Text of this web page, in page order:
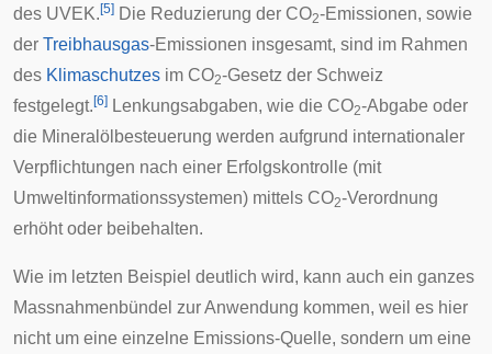
des UVEK. [5] Die Reduzierung der CO2-Emissionen, sowie
der Treibhausgas-Emissionen insgesamt, sind im Rahmen
des Klimaschutzes im CO2-Gesetz der Schweiz
festgelegt. [6] Lenkungsabgaben, wie die CO2-Abgabe oder
die Mineralölbesteuerung werden aufgrund internationaler
Verpflichtungen nach einer Erfolgskontrolle (mit
Umweltinformationssystemen) mittels CO2-Verordnung
erhöht oder beibehalten.
Wie im letzten Beispiel deutlich wird, kann auch ein ganzes
Massnahmenbündel zur Anwendung kommen, weil es hier
nicht um eine einzelne Emissions-Quelle, sondern um eine